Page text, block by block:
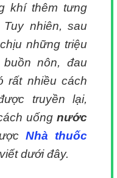
khí thêm tưng
nhiên, sau
những triệu
nôn, đau
rất nhiều cách
truyền lại,
uốngnước
Nhà thuốc
dưới đây.